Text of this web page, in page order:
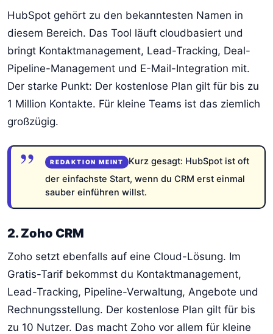
HubSpot gehört zu den bekanntesten Namen in
diesem Bereich. Das Tool läuft cloudbasiert und
bringt Kontaktmanagement, Lead-Tracking, Deal-
Pipeline-Management und E-Mail-Integration mit.
Der starke Punkt: Der kostenlose Plan gilt für bis zu
1 Million Kontakte. Für kleine Teams ist das ziemlich
großzügig.
Kurz gesagt: HubSpot ist oft
der einfachste Start, wenn du CRM erst einmal
sauber einführen willst.
2. Zoho CRM
Zoho setzt ebenfalls auf eine Cloud-Lösung. Im
Gratis-Tarif bekommst du Kontaktmanagement,
Lead-Tracking, Pipeline-Verwaltung, Angebote und
Rechnungsstellung. Der kostenlose Plan gilt für bis
zu 10 Nutzer. Das macht Zoho vor allem für kleine